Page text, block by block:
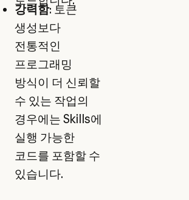
강력함: 토큰
생성보다
전통적인
프로그래밍
방식이 더 신뢰할
수 있는 작업의
경우에는 Skills에
실행 가능한
코드를 포함할 수
있습니다.